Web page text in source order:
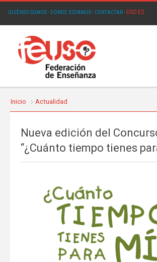
QUIÉNES SOMOS· DÓNDE ESTAMOS· CONTACTAR· USO.ES
Inicio Actualidad
Nueva edición del
“¿Cuánto tiempo tienes